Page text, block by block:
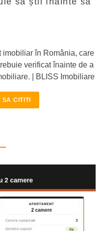
imobiliar în România, care
verificat înainte de a
| BLISS Imobiliare
SA CITITI